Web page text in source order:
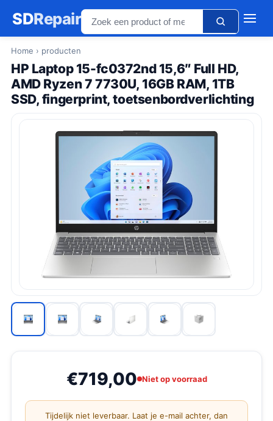
SDRepair
Home › producten
HP Laptop 15-fc0372nd 15,6″ Full HD,
AMD Ryzen 7 7730U, 16GB RAM, 1TB
SSD, fingerprint, toetsenbordverlichting
€719,00 Niet op voorraad
Tijdelijk niet leverbaar. Laat je e-mail achter, dan